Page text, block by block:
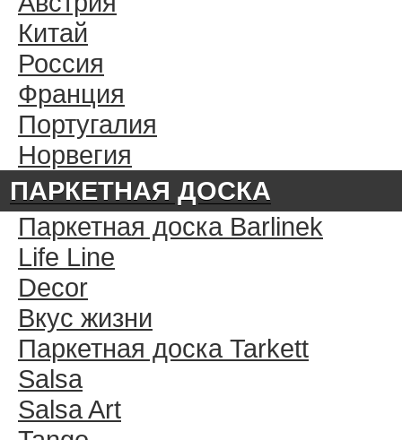
Китай
Россия
Франция
Португалия
Норвегия
ПАРКЕТНАЯ ДОСКА
Паркетная доска Barlinek
Life Line
Decor
Вкус жизни
Паркетная доска Tarkett
Salsa
Salsa Art